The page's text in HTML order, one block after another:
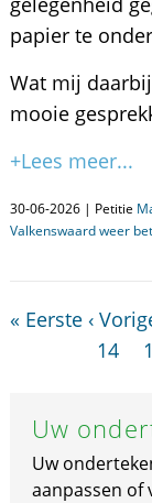
papier te
Wat mij
mooie
+Lees meer...
30-06-2026 | Petitie
Valkenswaard weer
« Eerste ‹
14
Uw
Uw
aanpassen of